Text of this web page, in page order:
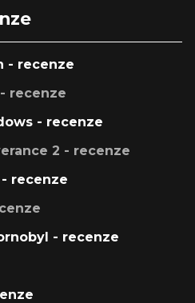
- recenze
recenze
- recenze
2 - recenze
recenze
- recenze